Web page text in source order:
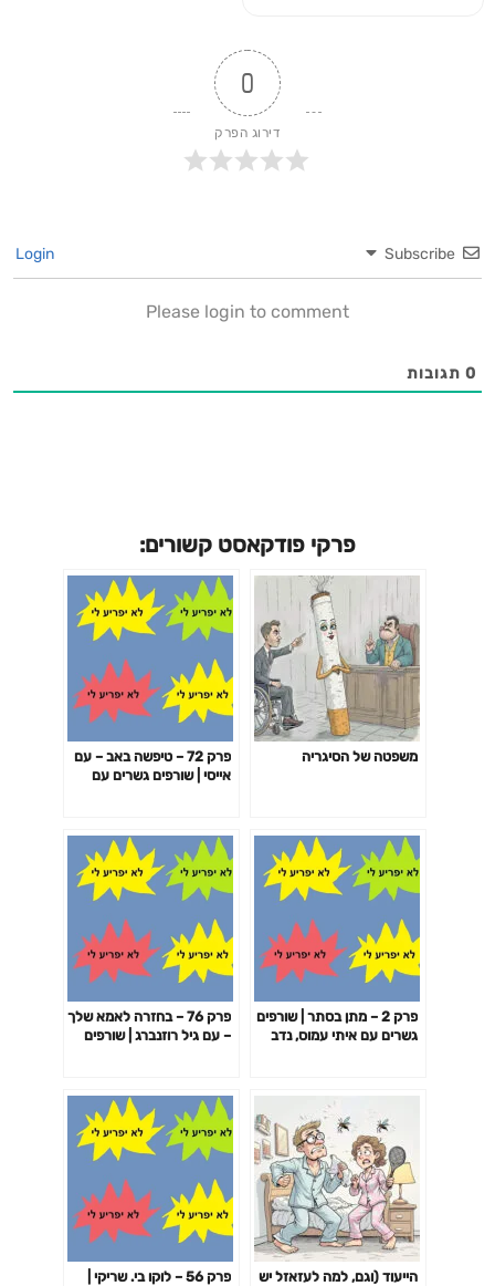
0
דירוג הפרק
Subscribe
Please login to comment
0 תגובות
פרקי פודקאסט קשורים:
משפטה של הסיגריה
פרק 72 – טיפשה באב – עם
אייסי | שורפים גשרים עם
פרק 2 – מתן בסתר | שורפים
גשרים עם איתי עמוס, נדב
פרק 76 – בחזרה לאמא שלך
– עם גיל רוזנברג | שורפים
הייעוד (וגם, למה לעזאזל יש
פרק 56 – לוקו בי. שריקי |